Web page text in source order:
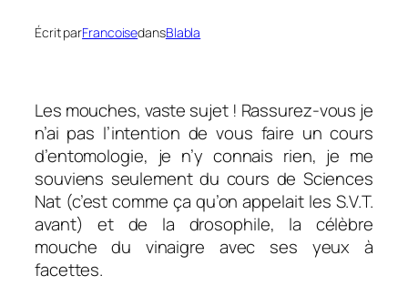
Écrit parFrancoisedansBlabla
Les mouches, vaste sujet ! Rassurez-vous je
n’ai pas l’intention de vous faire un cours
d’entomologie, je n’y connais rien, je me
souviens seulement du cours de Sciences
Nat (c’est comme ça qu’on appelait les S.V.T.
avant) et de la drosophile, la célèbre
mouche du vinaigre avec ses yeux à
facettes.